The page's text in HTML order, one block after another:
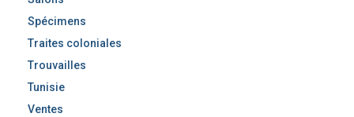
Spécimens
Traites coloniales
Trouvailles
Tunisie
Ventes